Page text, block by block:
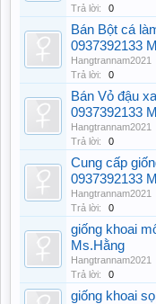
Trả lời:
0
Bán Bột cá
0937392133
Hangtrannam2021
Trả lời:
0
Bán Vỏ đậu
0937392133
Hangtrannam2021
Trả lời:
0
Cung cấp
0937392133
Hangtrannam2021
Trả lời:
0
giống khoai
Ms.Hằng
Hangtrannam2021
Trả lời:
0
giống khoai